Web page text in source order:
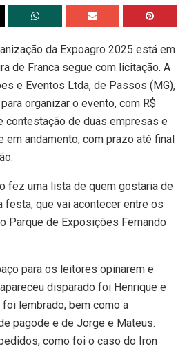
da Expoagro 2025 está em
de Franca segue com licitação. A
e Eventos Ltda, de Passos (MG),
organizar o evento, com R$
contestação de duas empresas e
em andamento, com prazo até final
fez uma lista de quem gostaria de
festa, que vai acontecer entre os
Parque de Exposições Fernando
para os leitores opinarem e
disparado foi Henrique e
lembrado, bem como a
pagode e de Jorge e Mateus.
como foi o caso do Iron